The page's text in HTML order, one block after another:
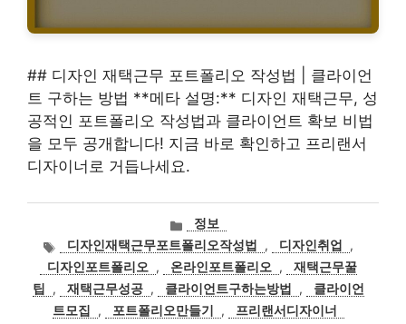
## 디자인 재택근무 포트폴리오 작성법 | 클라이언
트 구하는 방법 **메타 설명:** 디자인 재택근무, 성
공적인 포트폴리오 작성법과 클라이언트 확보 비법
을 모두 공개합니다! 지금 바로 확인하고 프리랜서
디자이너로 거듭나세요.
카
테
고
리
정보
태
그
디자인재택근무포트폴리오작성법 , 디자인취업
,
디자인포트폴리오
, 온라인포트폴리오 ,
재택근무꿀
팁
, 재택근무성공 , 클라이언트구하는방법 ,
클라이언
트모집
, 포트폴리오만들기 , 프리랜서디자이너